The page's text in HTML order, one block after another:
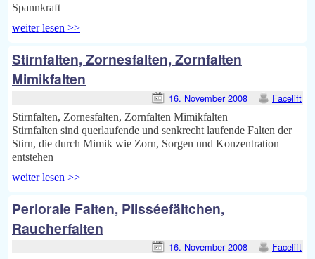
Spannkraft
weiter lesen >>
Stirnfalten, Zornesfalten, Zornfalten
Mimikfalten
16. November 2008 Facelift
Stirnfalten, Zornesfalten, Zornfalten Mimikfalten
Stirnfalten sind querlaufende und senkrecht laufende Falten der
Stirn, die durch Mimik wie Zorn, Sorgen und Konzentration
entstehen
weiter lesen >>
Periorale Falten, Plisséefältchen,
Raucherfalten
16. November 2008 Facelift